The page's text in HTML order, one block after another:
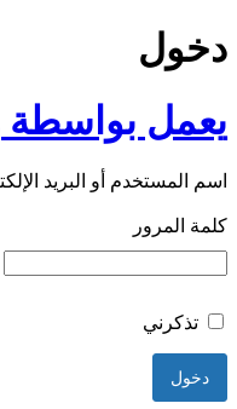
دخول
يعمل
اسم المستخدم أو البريد
كلمة المرور
تذكرني